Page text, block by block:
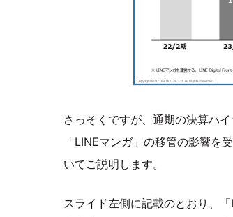
さっそくですが、通期の決算ハ
「LINEマンガ」の移管の影響を
いてご説明します。
スライド左側に記載のとおり、